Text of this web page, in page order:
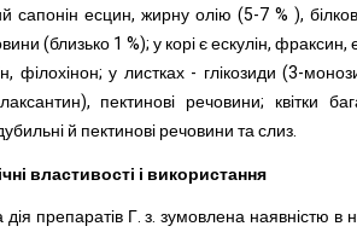
сапонін есцин, жирну олію (5-7 % ),
(близько 1 %); у корі є ескулін,
філохінон; у листках - глікозиди (3-
пектинові речовини; квітки
й пектинові речовини та слиз.
властивості і використання
препаратів Г. з. зумовлена наявністю